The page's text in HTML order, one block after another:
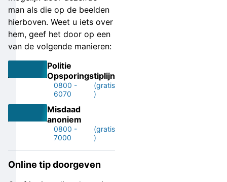
man als die op de beelden
hierboven. Weet u iets over
hem, geef het door op een
van de volgende manieren:
Politie
Opsporingstiplijn
0800 -
6070
(gratis
)
Misdaad
anoniem
0800 -
7000
(gratis
)
Online tip doorgeven